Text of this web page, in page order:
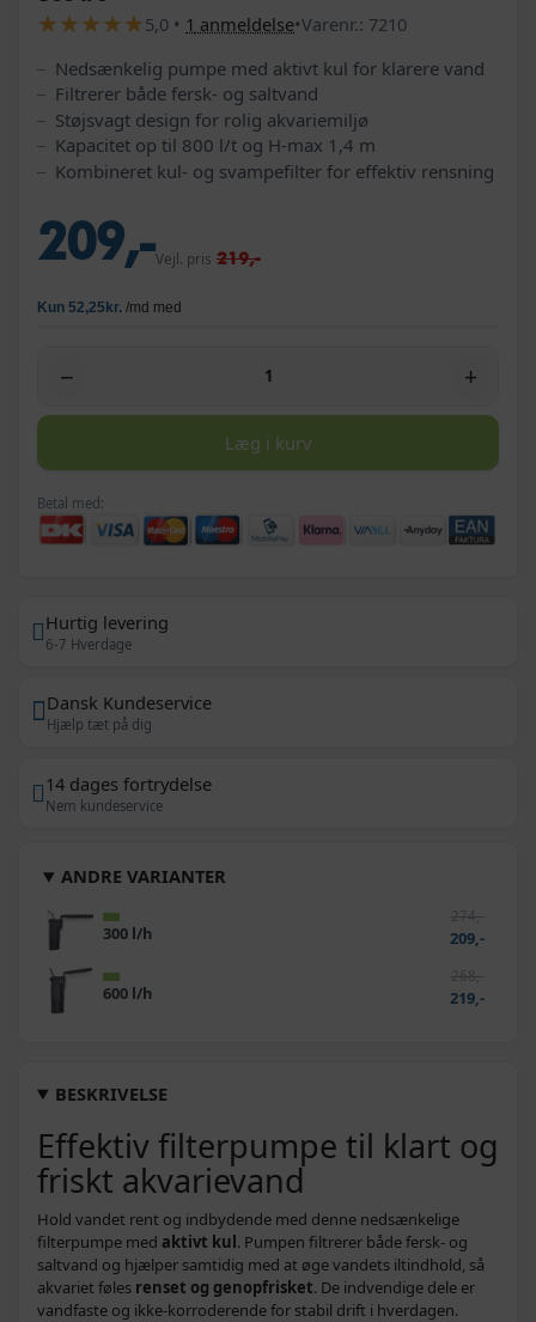
★
★★
★★
★★
★★
★5,0 • 1 anmeldelse•Varenr.: 7210
Nedsænkelig pumpe med aktivt kul for klarere vand
Filtrerer både fersk- og saltvand
Støjsvagt design for rolig akvariemiljø
Kapacitet op til 800 l/t og H-max 1,4 m
Kombineret kul- og svampefilter for effektiv rensning
209,-Vejl. pris 219,-
− +
Læg i kurv
Betal med:
Hurtig levering
6-7 Hverdage
Dansk Kundeservice
Hjælp tæt på dig
14 dages fortrydelse
Nem kundeservice
BESKRIVELSE
Effektiv filterpumpe til klart og
friskt akvarievand
Hold vandet rent og indbydende med denne nedsænkelige
filterpumpe med aktivt kul. Pumpen filtrerer både fersk- og
saltvand og hjælper samtidig med at øge vandets iltindhold, så
akvariet føles renset og genopfrisket. De indvendige dele er
vandfaste og ikke‑korroderende for stabil drift i hverdagen.
ANDRE VARIANTER
300 l/h
274,-
209,-
600 l/h
268,-
219,-